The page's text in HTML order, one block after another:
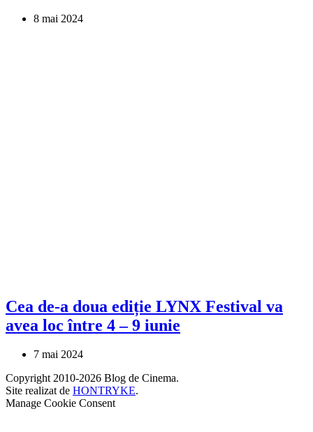
8 mai 2024
Cea de-a doua ediție LYNX Festival va
avea loc între 4 – 9 iunie
7 mai 2024
Copyright 2010-2026 Blog de Cinema.
Site realizat de HONTRYKE.
Manage Cookie Consent